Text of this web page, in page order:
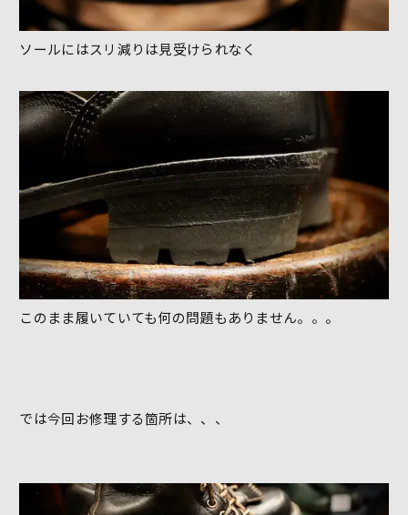
ソールにはスリ減りは見受けられなく
このまま履いていても何の問題もありません。。。
では今回お修理する箇所は、、、